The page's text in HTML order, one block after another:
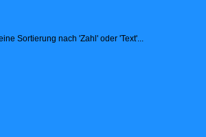
Sortierung nach 'Zahl' oder 'Text'...